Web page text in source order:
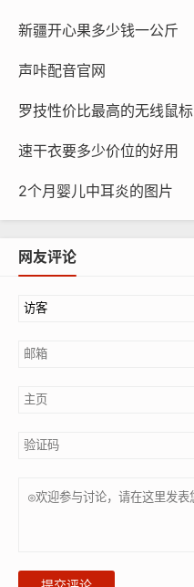
新疆开心果多少钱一公斤
声咔配音官网
罗技性价比最高的无线鼠标
速干衣要多少价位的好用
2个月婴儿中耳炎的图片
网友评论